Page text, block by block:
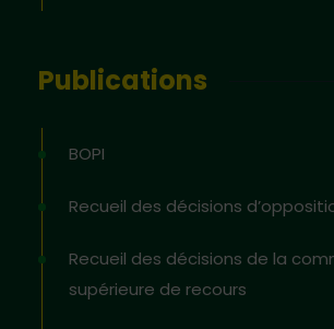
Publications
BOPI
Recueil des décisions
Recueil des décisions de la
supérieure de recours